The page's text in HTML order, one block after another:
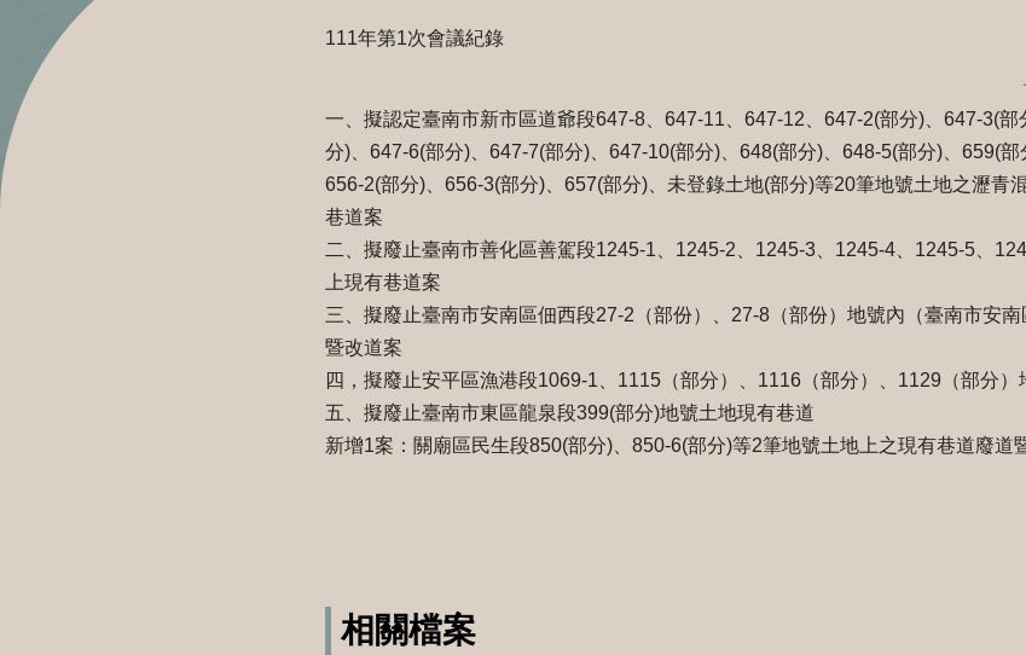
111年第1次會議紀錄
一、擬認定臺南市新市區道爺段647-8、647-11、647-12、647-2(部分)、647-3(部
分)、647-6(部分)、647-7(部分)、647-10(部分)、648(部分)、648-5(部分)、659(部
656-2(部分)、656-3(部分)、657(部分)、未登錄土地(部分)等20筆地號土地之瀝青
巷道案
二、擬廢止臺南市善化區善駕段1245-1、1245-2、1245-3、1245-4、1245-5、
上現有巷道案
三、擬廢止臺南市安南區佃西段27-2（部份）、27-8（部份）地號內（臺南市安
暨改道案
四，擬廢止安平區漁港段1069-1、1115（部分）、1116（部分）、1129（部分）
五、擬廢止臺南市東區龍泉段399(部分)地號土地現有巷道
新增1案：關廟區民生段850(部分)、850-6(部分)等2筆地號土地上之現有巷道廢道
相關檔案